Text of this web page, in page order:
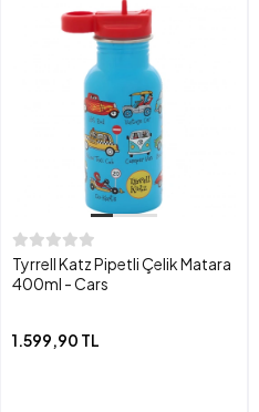
Tyrrell Katz Pipetli Çelik Matara
400ml - Cars
1.599,90 TL